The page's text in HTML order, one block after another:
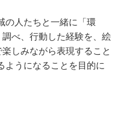
の人たちと一緒に「環
べ、行動した経験を、絵
しみながら表現すること
ようになることを目的に